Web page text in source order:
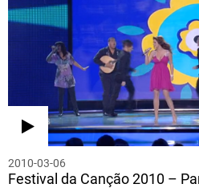
2010-03-06
Festival da Canção 2010 –